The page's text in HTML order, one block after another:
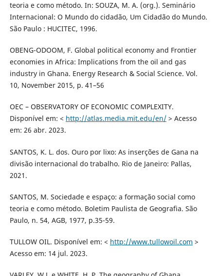
teoria e como método. In: SOUZA, M. A. (org.). Seminário
Internacional: O Mundo do cidadão, Um Cidadão do Mundo.
São Paulo : HUCITEC, 1996.
OBENG-ODOOM, F. Global political economy and Frontier
economies in Africa: Implications from the oil and gas
industry in Ghana. Energy Research & Social Science. Vol.
10, November 2015, p. 41–56
OEC – OBSERVATORY OF ECONOMIC COMPLEXITY.
Disponível em: < http://atlas.media.mit.edu/en/> Acesso
em: 26 abr. 2023.
SANTOS, K. L. dos. Ouro por lixo: As inserções de Gana na
divisão internacional do trabalho. Rio de Janeiro: Pallas,
2021.
SANTOS, M. Sociedade e espaço: a formação social como
teoria e como método. Boletim Paulista de Geografia. São
Paulo, n. 54, AGB, 1977, p.35-59.
TULLOW OIL. Disponível em: < http://www.tullowoil.com >
Acesso em: 14 jul. 2023.